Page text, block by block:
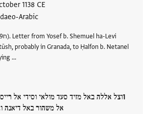
1138 CE
Arabic
probably in Granada, to Ḥalfon b. Netanel
…
וצל אללה באל מזיד סעד מולאי וסידי אל
אל משהור באל דיאנה